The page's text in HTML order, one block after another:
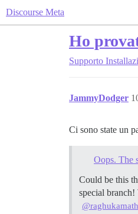
Discourse Meta
Ho
Supporto
JammyDodger
Ci sono state un
Oops. The
Could be this
special
@raghukamath